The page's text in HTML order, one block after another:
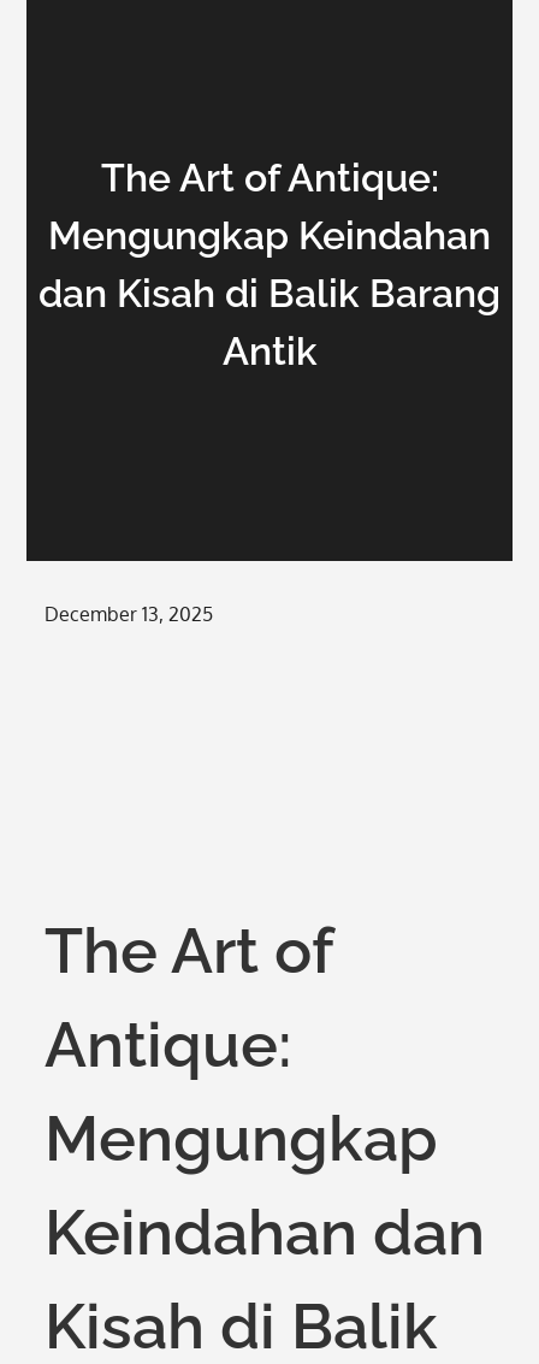
The Art of Antique:
Mengungkap Keindahan
dan Kisah di Balik Barang
Antik
Posted
December 13, 2025
The Art of
Antique:
Mengungkap
Keindahan dan
Kisah di Balik